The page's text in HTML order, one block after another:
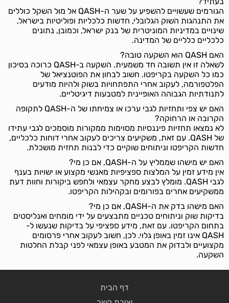
הגורמים שעשויים להשפיע על שער ה-QASH אל מול השקל כוללים
את התנהגות השוק הגלובלי, חדשות כלכליות ופוליטיות בישראל,
שינויים במדיניות המוניטרית של בנק ישראל, וכמובן, נתונים
כלכליים כלליים של המדינה.
האם QASH הוא השקעה טובה?
לשאלה זו אין תשובה חד משמעית. השקעה ב-QASH כרוכה בסיכון
כמו כל השקעה בקריפטו. חשוב לבחון את הפוטנציאל של
הפלטפורמה, לעקוב אחרי התפתחויות בשוק ולהיות מודעים
לתנודתיות הגבוהה האופיינית למטבעות דיגיטליים.
האם יש צפי ותחזיות לגבי ערכו או צמיחתו של ה-QASH לתקופה
הקרובה או הרחוקה?
לא נמצאו תחזיות פיננסיות מסוימות ממקורות מוסמכים לגבי עתידו
של QASH. עם זאת, משקיעים צריכים לעקוב אחרי דוחות כלכליים,
חדשות הקריפטו וניתוחים שוקיים כדי לבנות תחזית מושכלת.
האם יש מישהו שממליץ על ה-QASH, אם כן מי?
אין מידע זמין על המלצות ספציפיות מאנשי מקצוע או ישויות בענף
לגבי QASH. מומלץ לבצע מחקר עצמאי ולחפש ביקורות וחוות דעת
ממשקיעים אחרים בפורומים ובקהילות הקריפטו.
האם מישהו בדק את ה-QASH, אם כן מי?
בדיקות שוק וניתוחים טכניים מתבצעים על ידי מומחים ואנליסטים
בתחום הקריפטו. עם זאת, מידע ספציפי על בדיקות שנעשו ל-
QASH אינו זמין באופן גלוי. לכן, חשוב לעקוב אחרי פרסומים
מקצועיים ולבדוק את המטבע באופן עצמאי לפני קבלת החלטות
השקעה.
דף הבית